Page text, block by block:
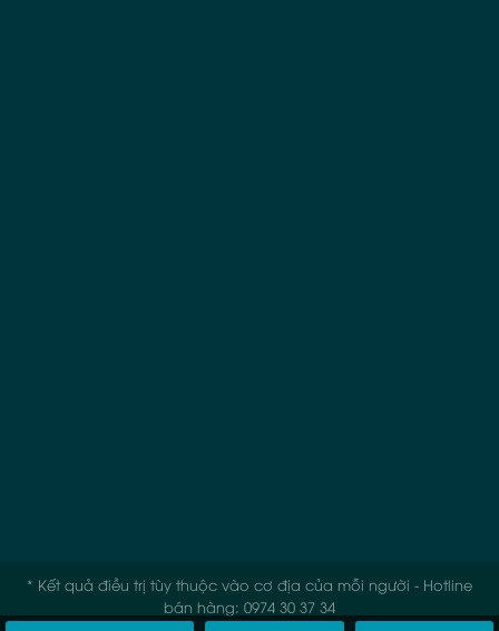
* Kết quả điều trị tùy thuộc vào cơ địa của mỗi người - Hotline
bán hàng: 0974 30 37 34